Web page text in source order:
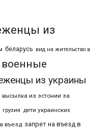
из
беларусь вид на жительство в
военные
из украины
высылка из эстонии за
грузия дети украинских
въезд запрет на въезд в